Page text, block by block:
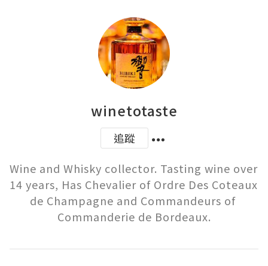
winetotaste
追蹤
Wine and Whisky collector. Tasting wine over
14 years, Has Chevalier of Ordre Des Coteaux
de Champagne and Commandeurs of
Commanderie de Bordeaux.